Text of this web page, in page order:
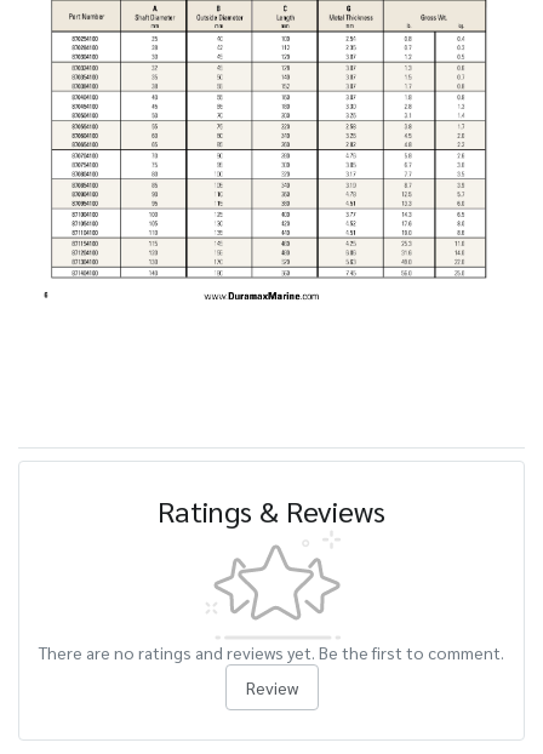
Ratings & Reviews
There are no ratings and reviews yet. Be the first to comment.
Review